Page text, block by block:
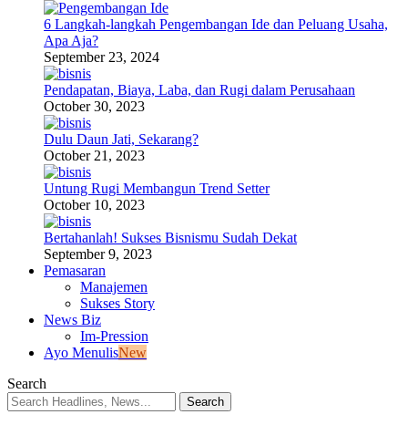
6 Langkah-langkah Pengembangan Ide dan Peluang Usaha,
Apa Aja?
September 23, 2024
Pendapatan, Biaya, Laba, dan Rugi dalam Perusahaan
October 30, 2023
Dulu Daun Jati, Sekarang?
October 21, 2023
Untung Rugi Membangun Trend Setter
October 10, 2023
Bertahanlah! Sukses Bisnismu Sudah Dekat
September 9, 2023
Pemasaran
Manajemen
Sukses Story
News Biz
Im-Pression
Ayo MenulisNew
Search